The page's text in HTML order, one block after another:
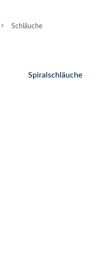
Schläuche
Spiralschläuche